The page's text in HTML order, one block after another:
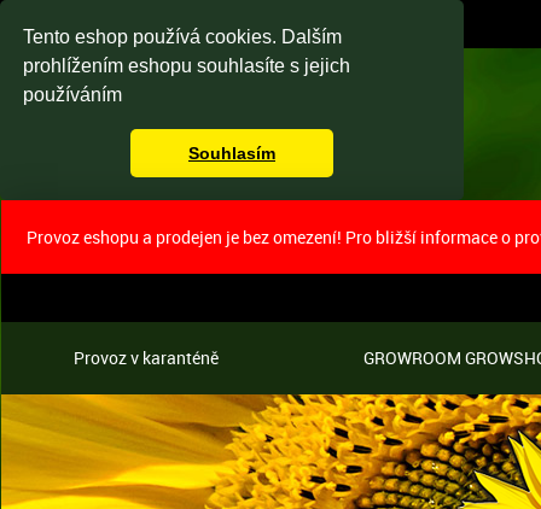
Tento eshop používá cookies. Dalším
prohlížením eshopu souhlasíte s jejich
používáním
Souhlasím
Provoz eshopu a prodejen je bez omezení! Pro bližší informace o
Provoz v karanténě GROWROOM